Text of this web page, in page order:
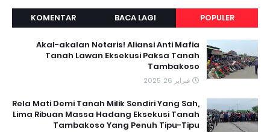
POPULER
BACA LAGI
KOMENTAR
Akal-akalan Notaris! Aliansi Anti Mafia
Tanah Lawan Eksekusi Paksa Tanah
Tambakoso
فبراير 26, 2025
Rela Mati Demi Tanah Milik Sendiri Yang Sah,
Lima Ribuan Massa Hadang Eksekusi Tanah
Tambakoso Yang Penuh Tipu-Tipu